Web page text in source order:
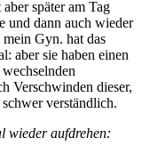
später am Tag
und dann auch wieder
Gyn. hat das
aber sie haben einen
Verschwinden dieser,
verständlich.
wieder aufdrehen: